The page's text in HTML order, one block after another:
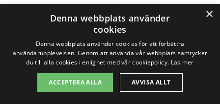
just dina behov. Här hittar du en lista över
närliggande städer där du kan söka efter
professionell magasinering:
Skellefteå
×
Denna webbplats använder
cookies
Denna webbplats använder cookies för att förbättra
användarupplevelsen. Genom att använda vår webbplats samtycker
du till alla cookies i enlighet med vår cookiepolicy. Läs mer
ACCEPTERA ALLA AVVISA ALLT